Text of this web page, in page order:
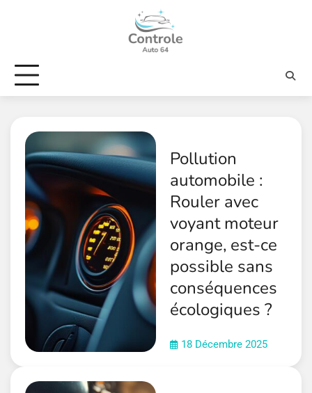
Pollution
automobile :
Rouler avec
voyant moteur
orange, est-ce
possible sans
conséquences
écologiques ?
18 Décembre 2025